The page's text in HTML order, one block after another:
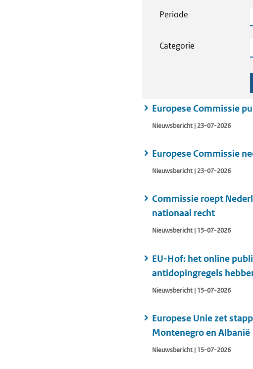
Periode
Categorie
Europese Commissie
Nieuwsbericht | 23-07-2026
Europese Commissie
Nieuwsbericht | 23-07-2026
Commissie roept
nationaal recht
Nieuwsbericht | 15-07-2026
EU-Hof: het online
antidopingregels
Nieuwsbericht | 15-07-2026
Europese Unie zet
Montenegro en Albanië
Nieuwsbericht | 15-07-2026